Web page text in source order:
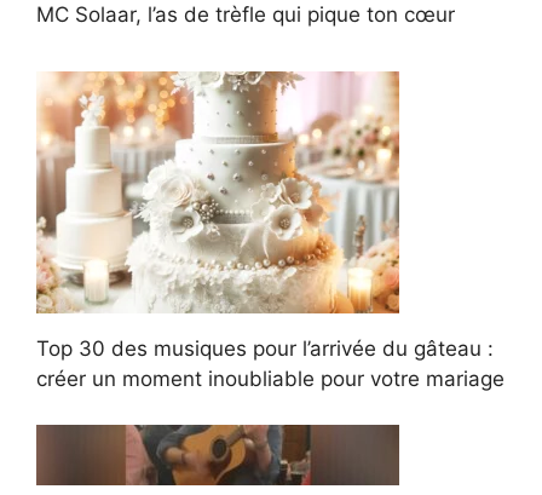
MC Solaar, l’as de trèfle qui pique ton cœur
Top 30 des musiques pour l’arrivée du gâteau :
créer un moment inoubliable pour votre mariage